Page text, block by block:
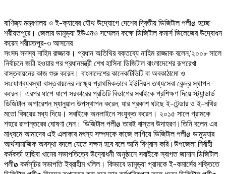
বাণিজ্য মন্ত্রণালয় ও ই-ক্যাবের যৌথ উদ্যোগে দেশের দ্বিতীয় ডিজিটাল পলীø হচ্ছে
শরীয়তপুরে। জেলার ডামুড্যা ইউএনও সম্মেলন কক্ষে ডিজিটাল কমার্স ভিলেজের উদ্বোধন
করেন শরীয়তপুর-৩ আসনের
সংসদ সদস্য নাহিম রাজ্জাক। প্রধান অতিথির বক্তব্যে নাহিম রাজ্জাক বলেন,‘২০০৮ সালে
নির্বাচনে জয়ী হওয়ার পর প্রধানমন্ত্রী শেখ হাসিনা ডিজিটাল বাংলাদেশের রূপরেখা
বাস্তবায়নের কাজ শুরু করেন। বাংলাদেশের কানেকটিভিটি বা অবকাঠামো ও
সংযোগব্যবস্থা বাস্তবায়নের লক্ষ্যে প্রাথমিকভাবে ইউনিয়ন তথ্যসেবা কেন্দ্র স্থাপন
করেন। এরপর ধাপে ধাপে সরকারের প্রতিটি বিভাগের সবাইকে প্রশিক্ষণ দিয়ে স্ট্যান্ডার্ড
ডিজিটাল অপারেশন ম্যানুয়াল উপস্থাপন করেন, যার প্রকাশ ঘটছে ই-টেন্ডার ও ই-নথির
মতো বিষয়ের মধ্য দিয়ে। সবাইকে অনলাইনে সংযুক্ত করেন। ২০১৫ সালে গ্রামকে
শহরে রূপান্তরের ঘোষণা দেন। ডিজিটাল পলীø তারই বাস্তব উদাহরণ।তিনি বলেন এর
মাধ্যমে আমাদের এই এলাকার মৎস্য সম্পদকে কাজে লাগিয়ে ডিজিটাল পলীø ডামুড্যার
আর্থসামাজিক অবস্থা বদলে যেতে সক্ষম হবে বলে আমি বিশ্বাস করি।উপজেলা নির্বাহী
কর্মকর্তা হাছিবা খানের সভাপতিত্বে উদ্বোধনী অনুষ্ঠানে সবাইকে স্বাগত জানান ডিজিটাল
পলীø কর্মসূচির সভাপতি ইব্রাহীম খলিল। কিভাবে ডামুড্যা গ্রামকে ই-কমার্সের শক্তিতে